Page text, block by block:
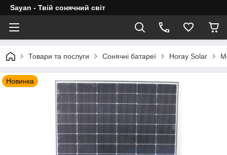
Sayan - Твій сонячний світ
Товари та послуги Сонячні батареї Horay Solar
Новинка